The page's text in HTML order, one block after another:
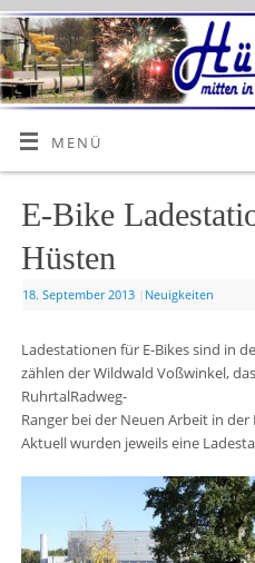
MENÜ
E-Bike
Hüsten
18. September 2013 Neuigkeiten
Ladestationen für E-Bikes sind in
zählen der Wildwald Voßwinkel,
RuhrtalRadweg-
Ranger bei der Neuen Arbeit in der
Aktuell wurden jeweils eine